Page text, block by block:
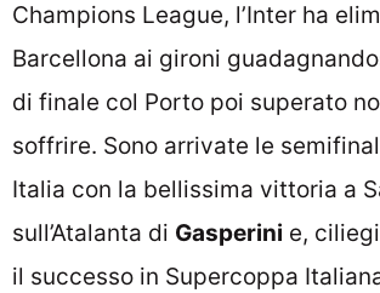
Champions League, l’Inter ha
Barcellona ai gironi
di finale col Porto poi superato
soffrire. Sono arrivate le
Italia con la bellissima vittoria a
sull’Atalanta di Gasperini e,
il successo in Supercoppa